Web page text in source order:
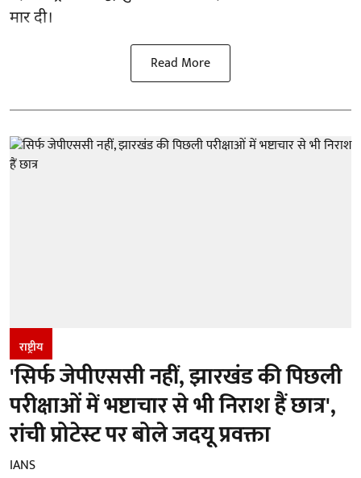
मार दी।
Read More
राष्ट्रीय
'सिर्फ जेपीएससी नहीं, झारखंड की पिछली
परीक्षाओं में भष्टाचार से भी निराश हैं छात्र',
रांची प्रोटेस्ट पर बोले जदयू प्रवक्ता
IANS